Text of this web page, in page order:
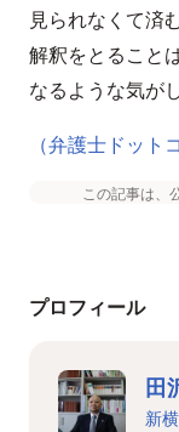
見られなくて済
解釈をとること
なるような気が
（弁護士ドット
この記事は、
プロフィール
田
新